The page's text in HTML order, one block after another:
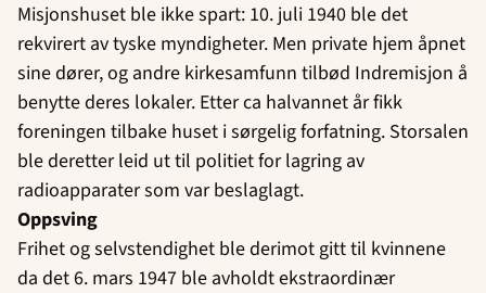
Misjonshuset ble ikke spart: 10. juli 1940 ble det
rekvirert av tyske myndigheter. Men private hjem åpnet
sine dører, og andre kirkesamfunn tilbød Indremisjon å
benytte deres lokaler. Etter ca halvannet år fikk
foreningen tilbake huset i sørgelig forfatning. Storsalen
ble deretter leid ut til politiet for lagring av
radioapparater som var beslaglagt.
Oppsving
Frihet og selvstendighet ble derimot gitt til kvinnene
da det 6. mars 1947 ble avholdt ekstraordinær